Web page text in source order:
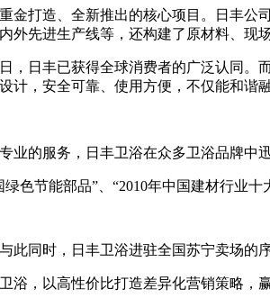
造、全新推出的核心项目。日丰公
先进生产线等，还构建了原材料、现
丰已获得全球消费者的广泛认同。
计，安全可靠、使用方便，不仅能和谐
服务，日丰卫浴在众多卫浴品牌中
节能部品”、“2010年中国建材行业十
同时，日丰卫浴进驻全国苏宁卖场的序
，以高性价比打造差异化营销策略，赢